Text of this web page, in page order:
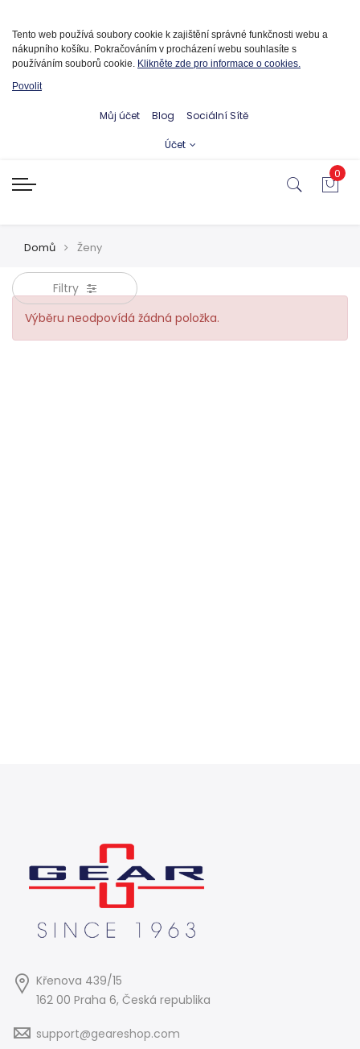
Tento web používá soubory cookie k zajištění správné funkčnosti webu a
nákupního košíku. Pokračováním v procházení webu souhlasíte s
používáním souborů cookie. Klikněte zde pro informace o cookies.
Povolit
Můj účet Blog Sociální Sítě
Účet
0
Domů Ženy
Filtry
Výběru neodpovídá žádná položka.
Křenova 439/15
162 00 Praha 6, Česká republika
support@geareshop.com